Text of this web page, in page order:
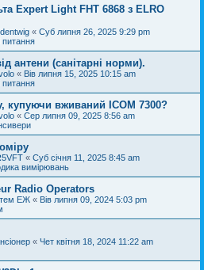
Expert Light FHT 6868 з ELRO
« Суб липня 26, 2025 9:29 pm
питання
антени (санітарні норми).
« Вів липня 15, 2025 10:15 am
питання
купуючи вживаний ICOM 7300?
« Сер липня 09, 2025 8:56 am
« Суб січня 11, 2025 8:45 am
вимірювань
Radio Operators
ЕЖ « Вів липня 09, 2024 5:03 pm
« Чет квітня 18, 2024 11:22 am